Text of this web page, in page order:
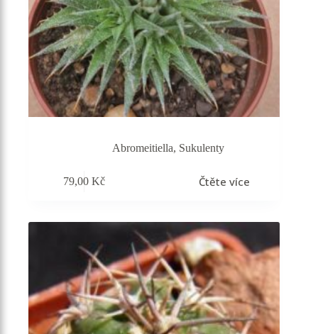
Abromeitiella, Sukulenty
79,00Kč Čtěte více